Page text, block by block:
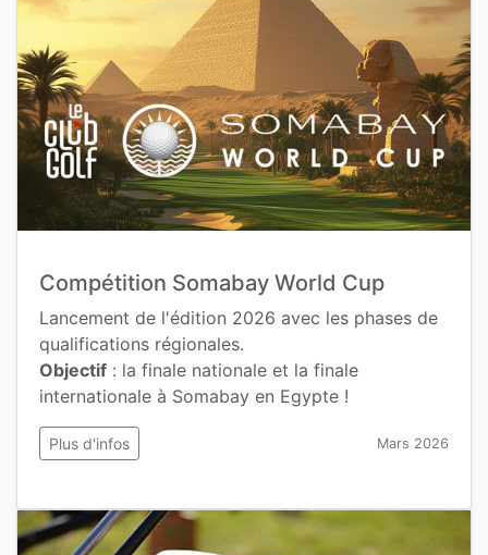
Compétition Somabay World Cup
Lancement de l'édition 2026 avec les phases de
qualifications régionales.
Objectif : la finale nationale et la finale
internationale à Somabay en Egypte !
Plus d'infos Mars 2026